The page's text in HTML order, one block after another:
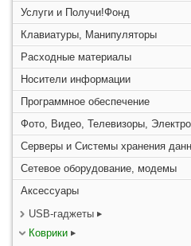
Услуги и Получи!Фонд
Клавиатуры, Манипуляторы
Расходные материалы
Носители информации
Программное обеспечение
Фото, Видео, Телевизоры,
Серверы и Системы хранения
Сетевое оборудование, модемы
Аксессуары
USB-гаджеты
Коврики